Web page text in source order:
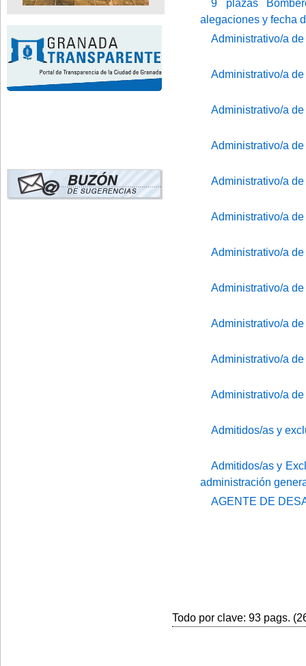
9 plazas
alegaciones y fecha
Administrativo/a
Administrativo/a
Administrativo/a
Administrativo/a
Administrativo/a
Administrativo/a
Administrativo/a
Administrativo/a
Administrativo/a
Administrativo/a
Administrativo/a
Admitidos/as y
Admitidos/as y
administración
AGENTE DE
Todo por clave: 93 pags.